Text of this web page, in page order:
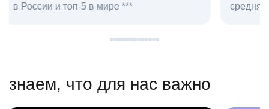
средняя оценка hh.ru как работодателя **
в hh.ru
знаем, что для нас важно